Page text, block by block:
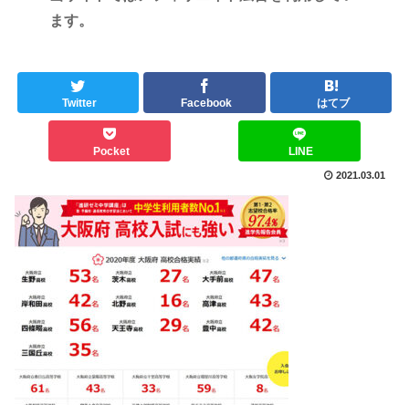
ます。
Twitter Facebook はてブ
Pocket LINE
2021.03.01